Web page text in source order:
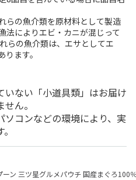
らの魚介類を原材料として製造
法によりエビ・カニが混じって
らの魚介類は、エサとしてエ
ます。
いない「小道具類」はお届け
ん。
コンなどの環境により、実
ーン 三ツ星グルメパウチ 国産まぐろ